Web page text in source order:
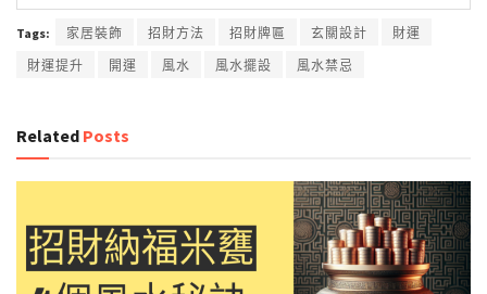
Tags: 家居裝飾 招財方法 招財牌匾 玄關設計
財運
財運提升
開運 風水 風水擺設 風水禁忌
Related Posts